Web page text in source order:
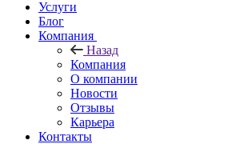
Услуги
Блог
Компания
Назад
Компания
О компании
Новости
Отзывы
Карьера
Контакты